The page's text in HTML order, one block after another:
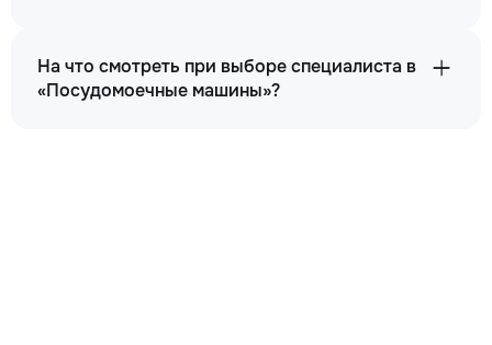
На что смотреть при выборе специалиста в
«Посудомоечные машины»?